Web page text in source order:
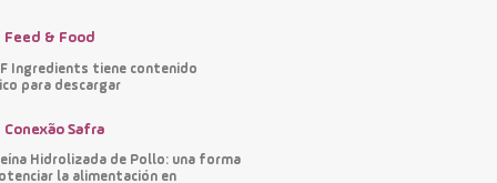
Feed & Food
Ingredients tiene contenido
para descargar
Conexão Safra
Hidrolizada de Pollo: una forma
la alimentación en